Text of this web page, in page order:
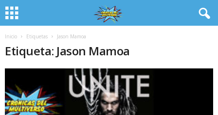
Inicio Etiquetas Jason Mamoa
Etiqueta: Jason Mamoa